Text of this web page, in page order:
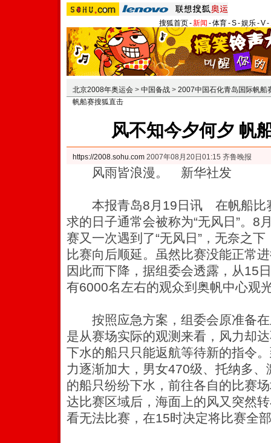
搜狐首页-新闻 -体育-S-娱乐-V-
北京2008年奥运会 > 中国备战 > 2007中国石化青岛国际帆船
帆船赛搜狐直击
风不知今夕何夕 帆
https://2008.sohu.com 2007年08月20日01:15 齐鲁晚报
风雨皆浪漫。 新华社发
本报青岛8月19日讯 在帆船比
求的日子通常会被称为“无风日”。8
赛又一次遇到了“无风日”，无奈之
比赛向后顺延。 虽然比赛没能正常
因此而下降，据组委会透露，从15
有6000名左右的观众到奥帆中心观
按照应急方案，组委会原准备在
是从赛场实际的观测来看，风力却
下水的船只只能返航等待新的指令
力逐渐加大，男女470级、托纳多
的船只纷纷下水，前往各自的比赛
达比赛区域后，海面上的风又突然
看无法比赛，在15时决定将比赛全